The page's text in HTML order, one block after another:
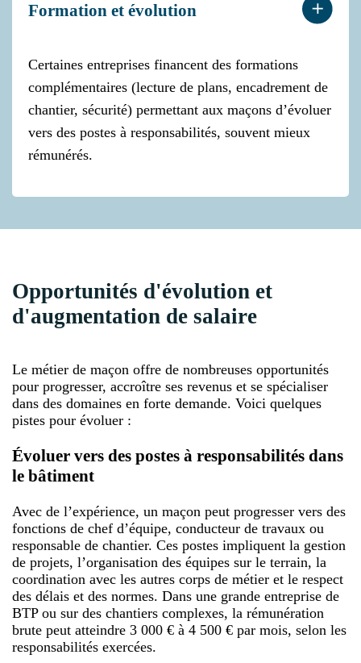
Formation et évolution
Certaines entreprises financent des formations
complémentaires (lecture de plans, encadrement de
chantier, sécurité) permettant aux maçons d’évoluer
vers des postes à responsabilités, souvent mieux
rémunérés.
Opportunités d'évolution et
d'augmentation de salaire
Le métier de maçon offre de nombreuses opportunités
pour progresser, accroître ses revenus et se spécialiser
dans des domaines en forte demande. Voici quelques
pistes pour évoluer :
Évoluer vers des postes à responsabilités dans
le bâtiment
Avec de l’expérience, un maçon peut progresser vers des
fonctions de chef d’équipe, conducteur de travaux ou
responsable de chantier. Ces postes impliquent la gestion
de projets, l’organisation des équipes sur le terrain, la
coordination avec les autres corps de métier et le respect
des délais et des normes. Dans une grande entreprise de
BTP ou sur des chantiers complexes, la rémunération
brute peut atteindre 3 000 € à 4 500 € par mois, selon les
responsabilités exercées.